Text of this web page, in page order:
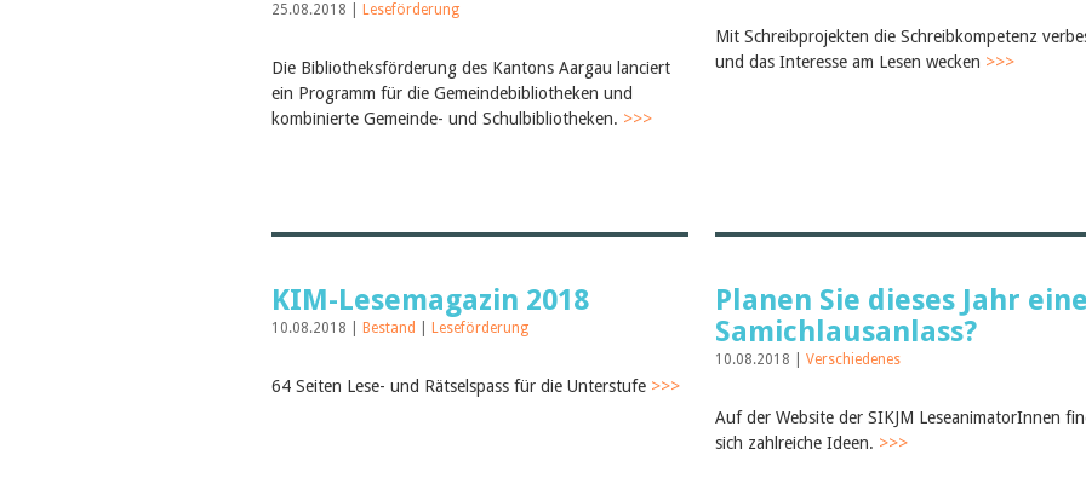
25.08.2018 | Leseförderung
Die Bibliotheksförderung des Kantons Aargau lanciert
ein Programm für die Gemeindebibliotheken und
kombinierte Gemeinde- und Schulbibliotheken. >>>
Mit Schreibprojekten die Schreibkompetenz
und das Interesse am Lesen wecken >>>
KIM-Lesemagazin 2018
10.08.2018 | Bestand Leseförderung
64 Seiten Lese- und Rätselspass für die Unterstufe >>>
Planen Sie dieses Jahr
Samichlausanlass?
10.08.2018 | Verschiedenes
Auf der Website der SIKJM LeseanimatorInnen
sich zahlreiche Ideen. >>>